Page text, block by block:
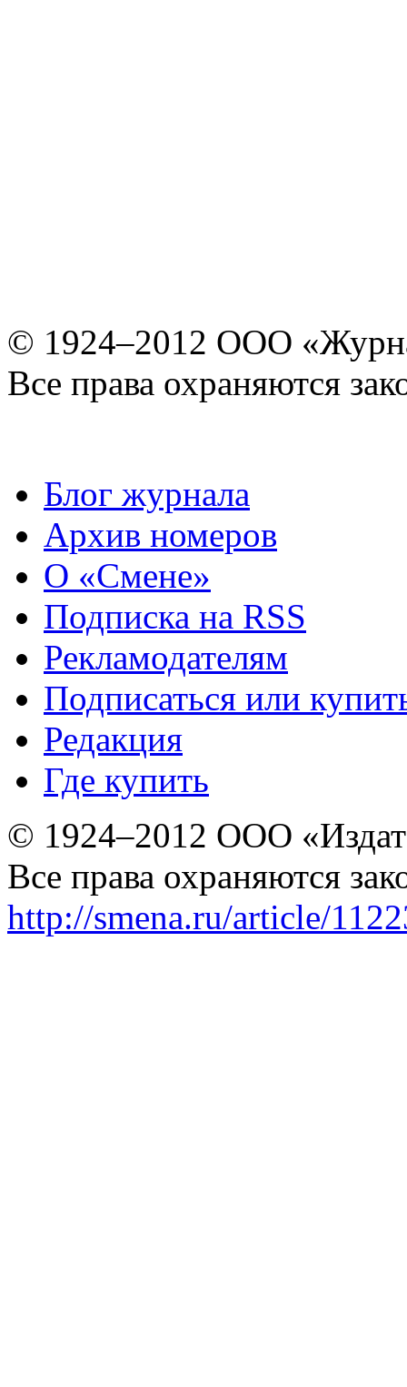
© 1924–2012 ООО
Все права охраняются
Блог журнала
Архив номеров
О «Смене»
Подписка на RSS
Рекламодателям
Подписаться или
Редакция
Где купить
© 1924–2012 ООО
Все права охраняются
http://smena.ru/article/